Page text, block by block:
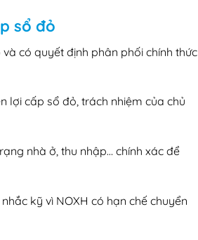
sổ đỏ
có quyết định phân phối chính thức
lợi cấp sổ đỏ, trách nhiệm của chủ
nhà ở, thu nhập… chính xác để
kỹ vì NOXH có hạn chế chuyển